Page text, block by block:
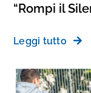
“Rompi il
Leggi tutto